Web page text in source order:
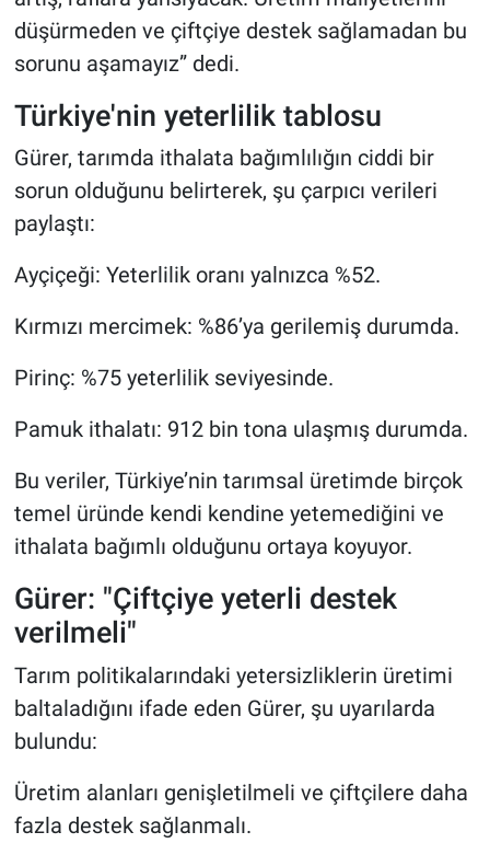
düşürmeden ve çiftçiye destek sağlamadan bu
sorunu aşamayız” dedi.
Türkiye'nin yeterlilik tablosu
Gürer, tarımda ithalata bağımlılığın ciddi bir
sorun olduğunu belirterek, şu çarpıcı verileri
paylaştı:
Ayçiçeği: Yeterlilik oranı yalnızca %52.
Kırmızı mercimek: %86’ya gerilemiş durumda.
Pirinç: %75 yeterlilik seviyesinde.
Pamuk ithalatı: 912 bin tona ulaşmış durumda.
Bu veriler, Türkiye’nin tarımsal üretimde birçok
temel üründe kendi kendine yetemediğini ve
ithalata bağımlı olduğunu ortaya koyuyor.
Gürer: "Çiftçiye yeterli destek
verilmeli"
Tarım politikalarındaki yetersizliklerin üretimi
baltaladığını ifade eden Gürer, şu uyarılarda
bulundu:
Üretim alanları genişletilmeli ve çiftçilere daha
fazla destek sağlanmalı.